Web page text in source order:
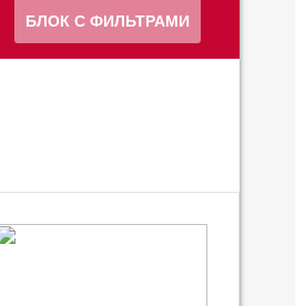
БЛОК С ФИЛЬТРАМИ